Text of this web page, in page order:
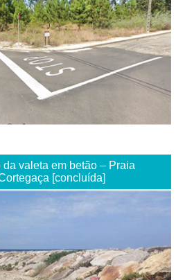
da valeta em betão – Praia
[concluída]